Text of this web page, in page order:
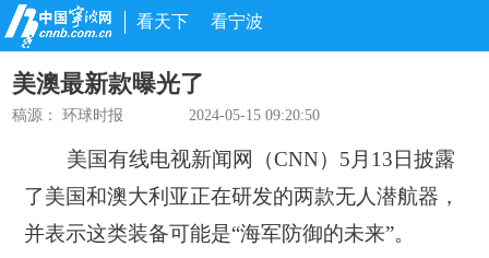
看天下 看宁波
美澳最新款曝光了
稿源：环球时报 2024-05-15 09:20:50
美国有线电视新闻网（CNN）5月13日披露
了美国和澳大利亚正在研发的两款无人潜航器，
并表示这类装备可能是“海军防御的未来”。